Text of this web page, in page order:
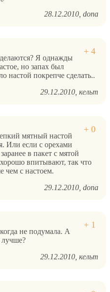
28.12.2010 dona
Я однажды
но запах был
настой покрепче сделать..
29.12.2010 кельт
мятный настой
Или если с орехами
в пакет с мятой
впитывают, так что
чем с настоем.
29.12.2010 dona
не подумала. А
29.12.2010 кельт